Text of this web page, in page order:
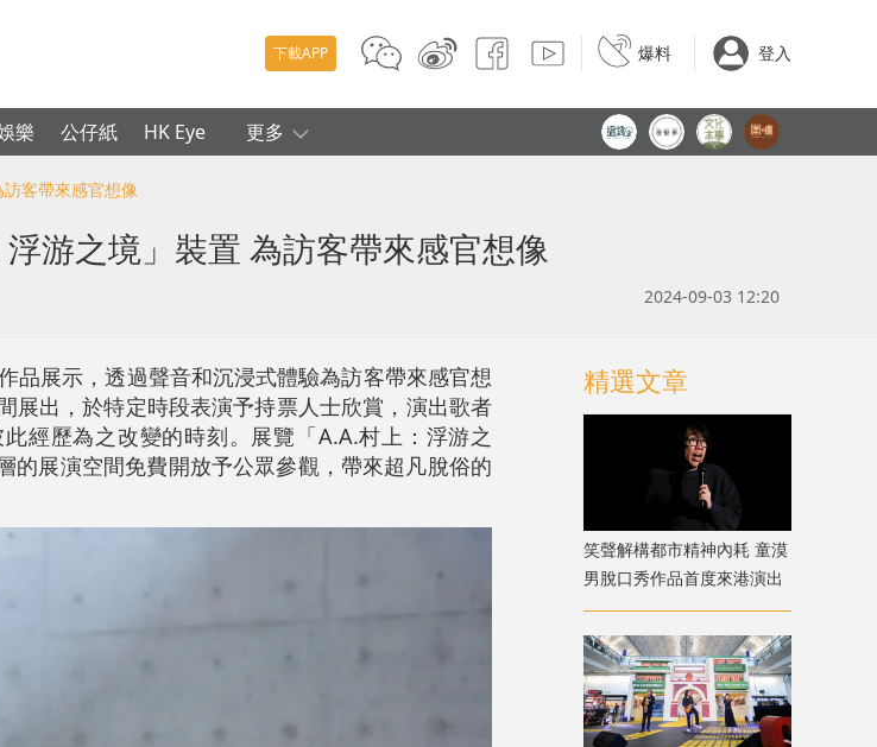
下載APP 爆料 登入
樂 公仔紙 HK Eye 更多
客帶來感官想像
游之境」裝置 為訪客帶來感官想像
2024-09-03 12:20
品展示，透過聲音和沉浸式體驗為訪客帶來感官想
展出，於特定時段表演予持票人士欣賞，演出歌者
經歷為之改變的時刻。展覽「A.A.村上：浮游之
展演空間免費開放予公眾參觀，帶來超凡脫俗的
精選文章
笑聲解構都市精神內耗 童漠
男脫口秀作品首度來港演出